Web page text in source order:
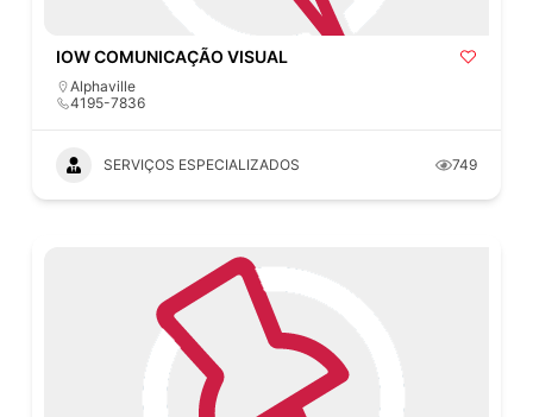
IOW COMUNICAÇÃO VISUAL
Alphaville
4195-7836
SERVIÇOS ESPECIALIZADOS 749